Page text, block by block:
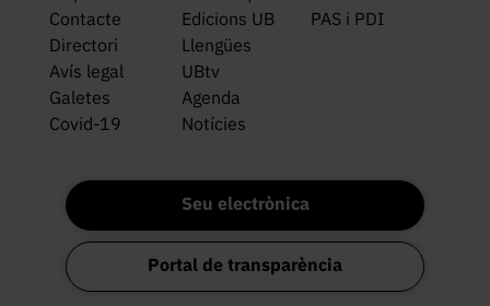
Contacte
Edicions UB
Directori
Llengües
Avís legal
UBtv
Galetes
Agenda
Covid-19
Notícies
PAS i PDI
Seu electrònica
Portal de transparència